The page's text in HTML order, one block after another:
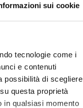
sui cookie
tecnologie come i
e contenuti
possibilità di scegliere
questa proprietà
in qualsiasi momento